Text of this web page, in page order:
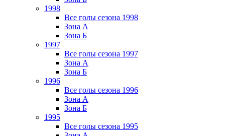
1998
Все голы сезона 1998
Зона А
Зона Б
1997
Все голы сезона 1997
Зона А
Зона Б
1996
Все голы сезона 1996
Зона А
Зона Б
1995
Все голы сезона 1995